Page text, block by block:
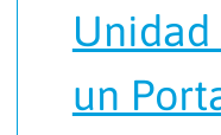
Unidad
un